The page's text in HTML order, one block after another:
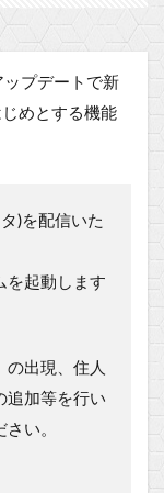
ップデートで新
めとする機能
)を配信いた
を起動します
の出現、住人
追加等を行い
い。